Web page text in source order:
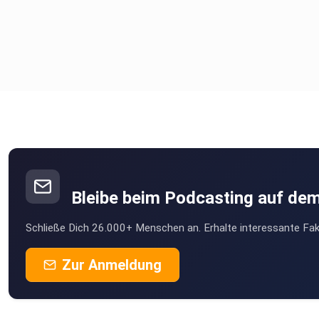
Bleibe beim Podcasting auf
Schließe Dich 26.000+ Menschen an. Erhalte interessante
Zur Anmeldung